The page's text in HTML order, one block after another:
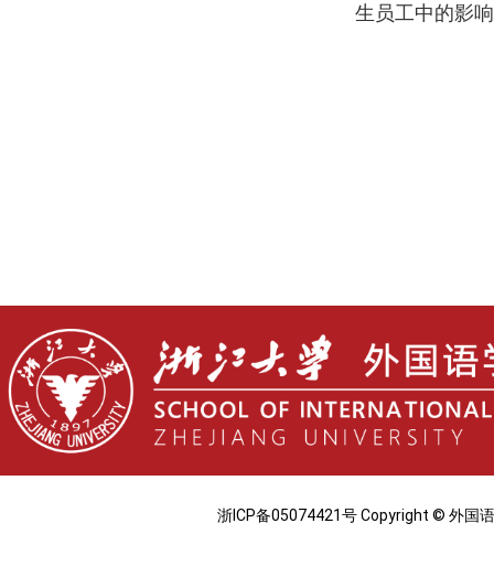
生员工中的影
浙ICP备05074421号 Copyright © 外国